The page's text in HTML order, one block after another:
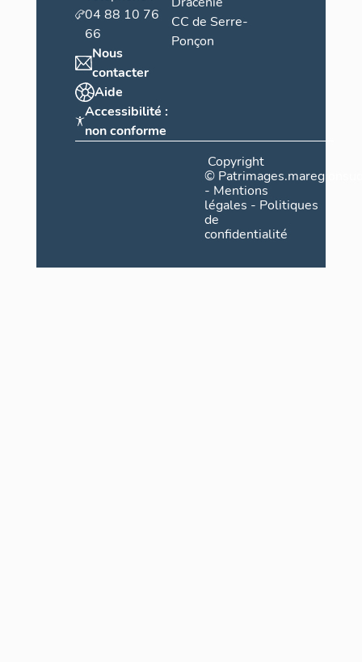
04 88 10 76
66
Nous
contacter
Aide
Accessibilité :
non conforme
CC de Serre-
Ponçon
Copyright
©
- Mentions
légales - Politiques
de
confidentialité